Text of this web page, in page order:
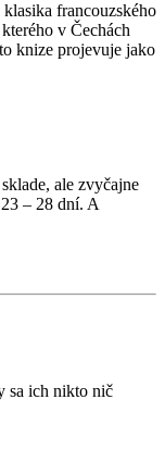
francouzského
v Čechách
knize projevuje jako
ale zvyčajne
– 28 dní. A
sa ich nikto nič